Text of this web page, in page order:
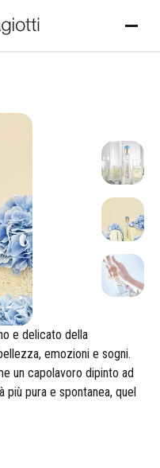
e delicato della
emozioni e sogni.
un capolavoro dipinto ad
pura e spontanea, quel